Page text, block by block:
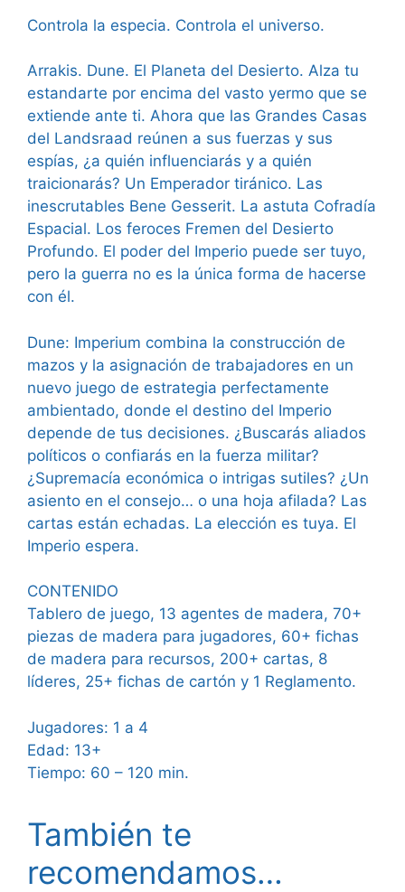
Controla la especia. Controla el universo.
Arrakis. Dune. El Planeta del Desierto. Alza tu
estandarte por encima del vasto yermo que se
extiende ante ti. Ahora que las Grandes Casas
del Landsraad reúnen a sus fuerzas y sus
espías, ¿a quién influenciarás y a quién
traicionarás? Un Emperador tiránico. Las
inescrutables Bene Gesserit. La astuta Cofradía
Espacial. Los feroces Fremen del Desierto
Profundo. El poder del Imperio puede ser tuyo,
pero la guerra no es la única forma de hacerse
con él.
Dune: Imperium combina la construcción de
mazos y la asignación de trabajadores en un
nuevo juego de estrategia perfectamente
ambientado, donde el destino del Imperio
depende de tus decisiones. ¿Buscarás aliados
políticos o confiarás en la fuerza militar?
¿Supremacía económica o intrigas sutiles? ¿Un
asiento en el consejo… o una hoja afilada? Las
cartas están echadas. La elección es tuya. El
Imperio espera.
CONTENIDO
Tablero de juego, 13 agentes de madera, 70+
piezas de madera para jugadores, 60+ fichas
de madera para recursos, 200+ cartas, 8
líderes, 25+ fichas de cartón y 1 Reglamento.
Jugadores: 1 a 4
Edad: 13+
Tiempo: 60 – 120 min.
También te
recomendamos…